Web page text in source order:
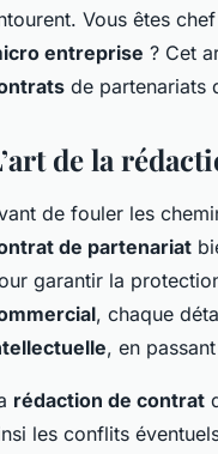
Vous êtes
entreprise ? Cet
de partenariats
de la
de fouler les
de partenariat
garantir la
, chaque
, en
rédaction de contrat
les conflits